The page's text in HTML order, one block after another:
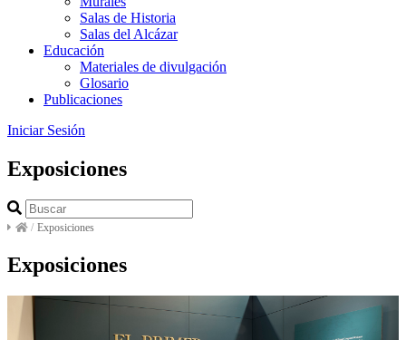
Salas de Historia
Salas del Alcázar
Educación
Materiales de divulgación
Glosario
Publicaciones
Iniciar Sesión
Exposiciones
/ Exposiciones
Exposiciones